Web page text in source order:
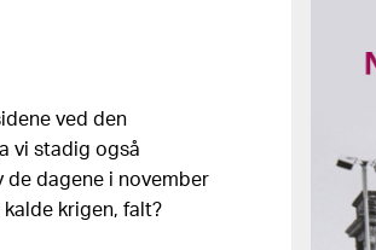
ved den
vi stadig også
de dagene i november
krigen, falt?